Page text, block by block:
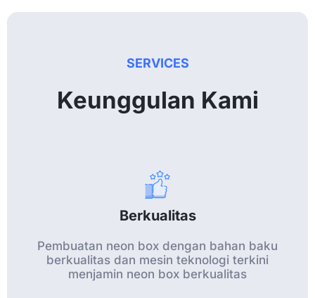
SERVICES
Keunggulan Kami
Berkualitas
Pembuatan neon box dengan bahan baku
berkualitas dan mesin teknologi terkini
menjamin neon box berkualitas